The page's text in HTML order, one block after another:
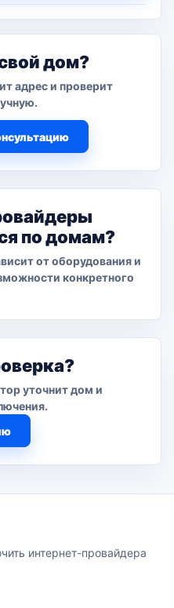
дом?
адрес и проверит
по домам?
от оборудования и
конкретного
уточнит дом и
интернет-провайдера